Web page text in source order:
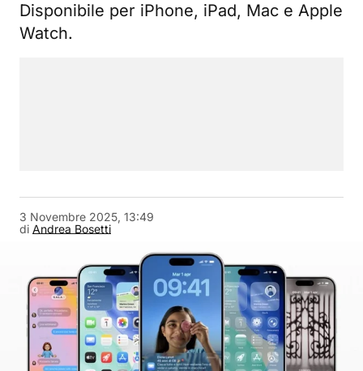
Disponibile per iPhone, iPad, Mac e Apple
Watch.
di Andrea Bosetti
3 Novembre 2025, 13:49